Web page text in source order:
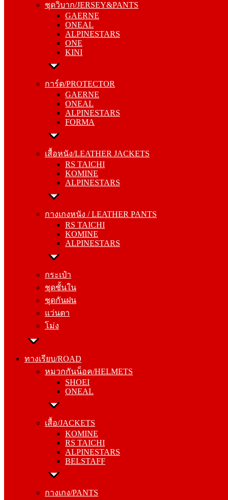
ชุดวิบาก/JERSEY&PANTS
GAERNE
ONEAL
ALPINESTARS
ONE
KINI
การ์ด/PROTECTOR
GAERNE
ONEAL
ALPINESTARS
FORMA
เสื้อหนัง/LEATHER JACKETS
RS TAICHI
KOMINE
ALPINESTARS
กางเกงหนัง / LEATHER PANTS
RS TAICHI
KOMINE
ALPINESTARS
กระเป๋า
ชุดชั้นใน
ชุดกันฝน
แว่นตา
โม่ง
ทางเรียบ/ROAD
หมวกกันน็อค/HELMETS
SHOEI
ONEAL
เสื้อ/JACKETS
KOMINE
RS TAICHI
ALPINESTARS
BELSTAFF
กางเกง/PANTS
ONEAL
ALPINESTARS
ONE
KINI
การ์ด/PROTECTOR
ONEAL
ALPINESTARS
FORMA
เสื้อหนัง/LEATHER JACKETS
KOMINE
ALPINESTARS
กางเกงหนัง / LEATHER PANTS
KOMINE
ALPINESTARS
กระเป๋า
ชุดชั้นใน
ชุดกันฝน
แว่นตา
โม่ง
ทางเรียบ/ROAD
หมวกกันน็อค/HELMETS
SHOEI
ONEAL
เสื้อ/JACKETS
RS TAICHI
ALPINESTARS
BELSTAFF
กางเกง/PANTS
RS TAICHI